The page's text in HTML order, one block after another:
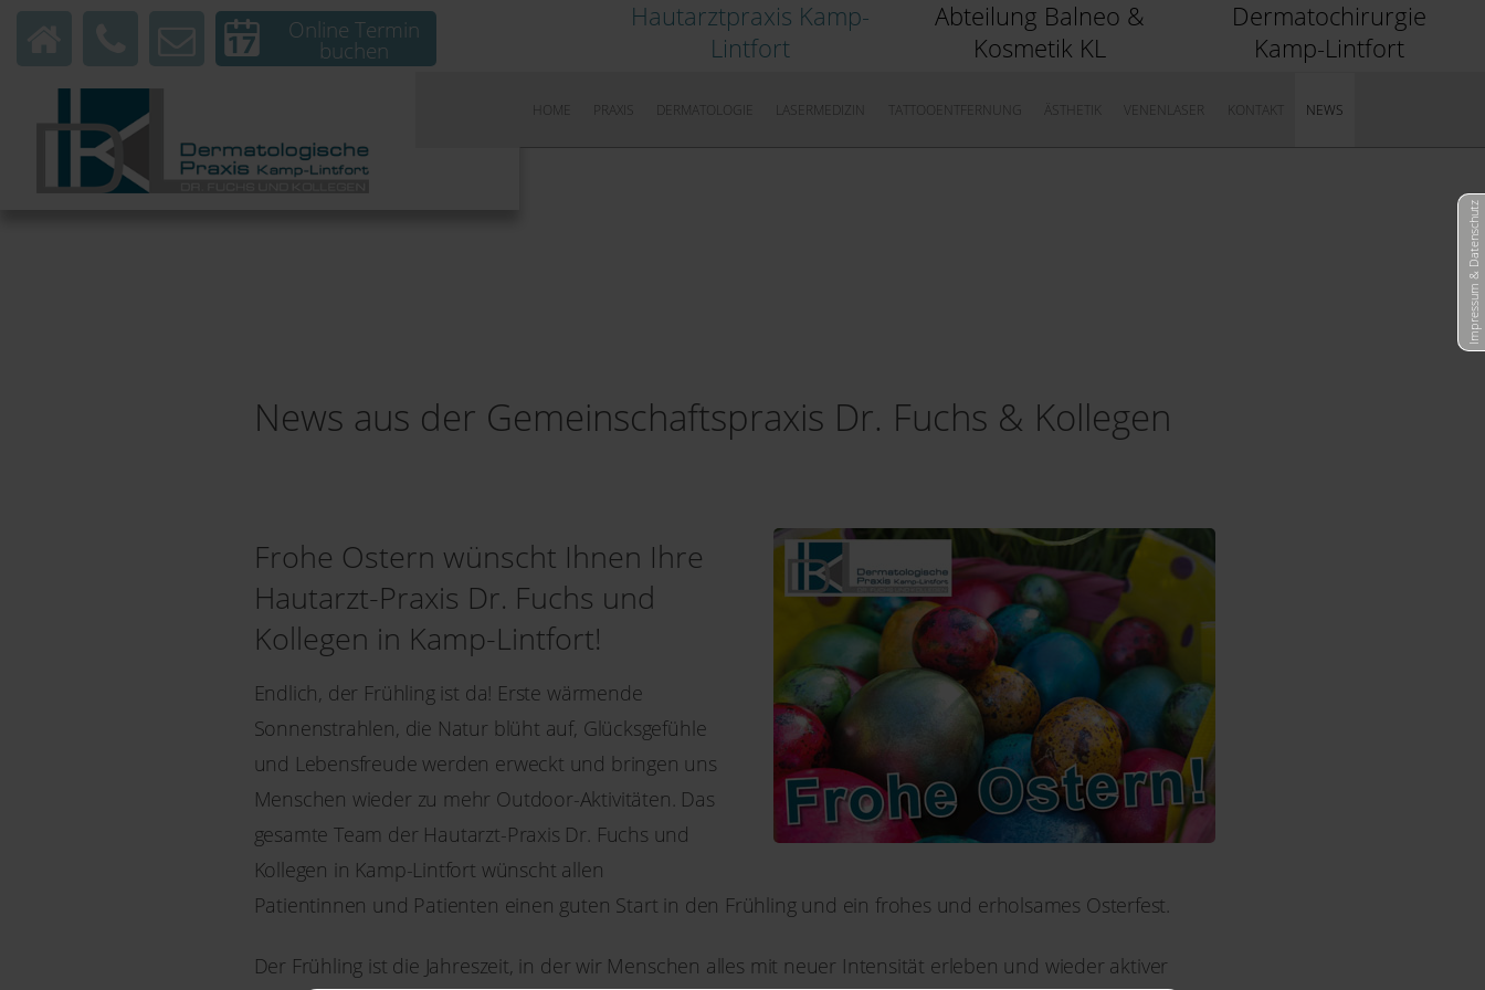
Impressum & Datenschutz
Online Termin
buchen
Hautarztpraxis Kamp-
Lintfort
Abteilung Balneo &
Kosmetik KL
Dermatochirurgie
Kamp-Lintfort
HOME PRAXIS DERMATOLOGIE LASERMEDIZIN TATTOOENTFERNUNG ÄSTHETIK VENENLASER KONTAKT NEWS
News aus der Gemeinschaftspraxis Dr. Fuchs & Kollegen
Frohe Ostern wünscht Ihnen Ihre
Hautarzt-Praxis Dr. Fuchs und
Kollegen in Kamp-Lintfort!
Endlich, der Frühling ist da! Erste wärmende
Sonnenstrahlen, die Natur blüht auf, Glücksgefühle
und Lebensfreude werden erweckt und bringen uns
Menschen wieder zu mehr Outdoor-Aktivitäten. Das
gesamte Team der Hautarzt-Praxis Dr. Fuchs und
Kollegen in Kamp-Lintfort wünscht allen
Patientinnen und Patienten einen guten Start in den Frühling und ein frohes und erholsames Osterfest.
Der Frühling ist die Jahreszeit, in der wir Menschen alles mit neuer Intensität erleben und wieder aktiver